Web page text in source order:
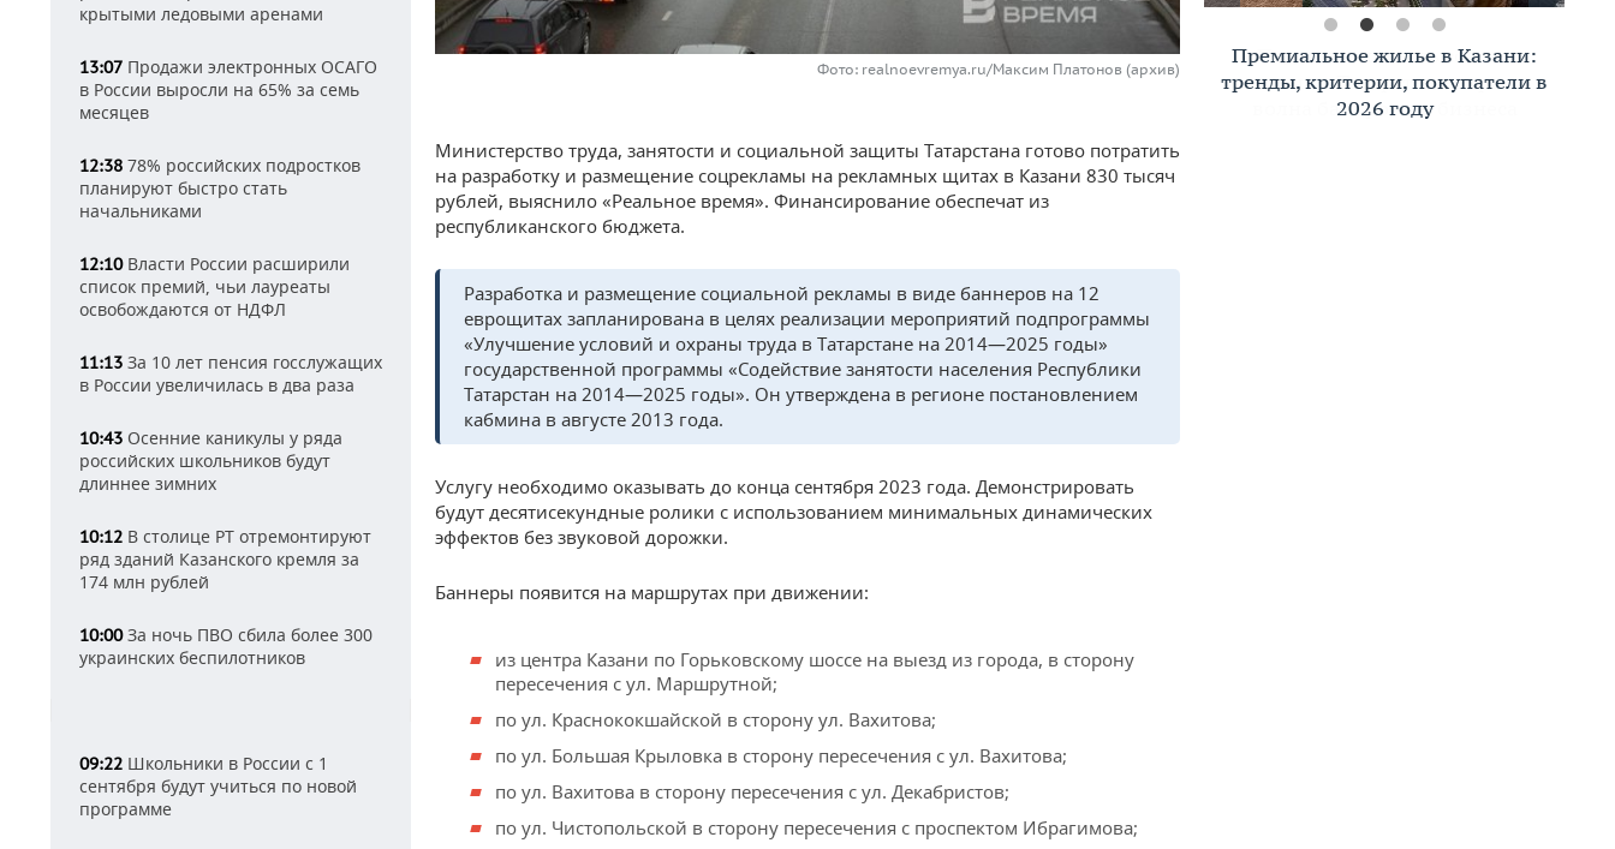
крытыми ледовыми аренами
13:07 Продажи электронных ОСАГО
в России выросли на 65% за семь
месяцев
12:38 78% российских подростков
планируют быстро стать
начальниками
12:10Власти России расширили
список премий, чьи лауреаты
освобождаются от НДФЛ
11:13 За 10 лет пенсия госслужащих
в России увеличилась в два раза
10:43 Осенние каникулы у ряда
российских школьников будут
длиннее зимних
10:12 В столице РТ отремонтируют
ряд зданий Казанского кремля за
174 млн рублей
10:00За ночь ПВО сбила более 300
украинских беспилотников
09:22 Школьники в России с 1
сентября будут учиться по новой
программе
Фото: realnoevremya.ru/Максим Платонов (архив)
Министерство труда, занятости и социальной защиты Татарстана готово потратить
на разработку и размещение соцрекламы на рекламных щитах в Казани 830 тысяч
рублей, выяснило «Реальное время». Финансирование обеспечат из
республиканского бюджета.
Разработка и размещение социальной рекламы в виде баннеров на 12
еврощитах запланирована в целях реализации мероприятий подпрограммы
«Улучшение условий и охраны труда в Татарстане на 2014—2025 годы»
государственной программы «Содействие занятости населения Республики
Татарстан на 2014—2025 годы». Он утверждена в регионе постановлением
кабмина в августе 2013 года.
Услугу необходимо оказывать до конца сентября 2023 года. Демонстрировать
будут десятисекундные ролики с использованием минимальных динамических
эффектов без звуковой дорожки.
Баннеры появится на маршрутах при движении:
из центра Казани по Горьковскому шоссе на выезд из города, в сторону
пересечения с ул. Маршрутной;
по ул. Краснококшайской в сторону ул. Вахитова;
по ул. Большая Крыловка в сторону пересечения с ул. Вахитова;
по ул. Вахитова в сторону пересечения с ул. Декабристов;
по ул. Чистопольской в сторону пересечения с проспектом Ибрагимова;
Премиальное жилье в Казани:
тренды, критерии, покупатели в
2026 году